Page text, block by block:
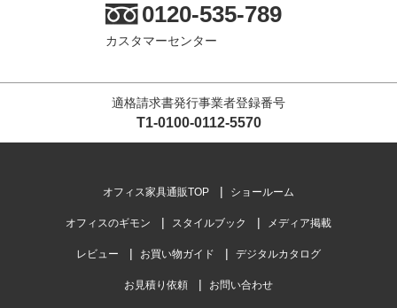
0120-535-789
カスタマーセンター
適格請求書発行事業者登録番号
T1-0100-0112-5570
オフィス家具通販TOP ショールーム
オフィスのギモン スタイルブック メディア掲載
レビュー お買い物ガイド デジタルカタログ
お見積り依頼 お問い合わせ